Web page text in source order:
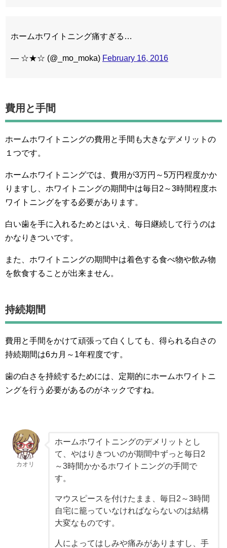
ホームホワイトニング痛すぎる…
— ☆★☆ (@_mo_moka) February 16, 2016
費用と手間
ホームホワイトニングの費用と手間も大きなデメリットの
１つです。
ホームホワイトニングでは、費用が3万円～5万円程度かか
りますし、ホワイトニングの期間中は毎日2～3時間程度ホ
ワイトニングをする必要があります。
白い歯を手に入れるためとはいえ、毎日継続して行うのは
かなりきついです。
また、ホワイトニングの期間中は着色する食べ物や飲み物
を飲食することが出来ません。
持続期間
費用と手間をかけて頑張って白くしても、得られる白さの
持続期間は6カ月～1年程度です。
歯の白さを持続するためには、定期的にホームホワイトニ
ングを行う必要があるのがネックですね。
カオリ
ホームホワイトニングのデメリットとし
て、やはりきついのが期間中ずっと毎日2
～3時間かかるホワイトニングの手間で
す。
マウスピースを付けたまま、毎日2～3時間
自宅に籠っていなければならないのは結構
大変なものです。
人によってはしみや痛みがありますし、手